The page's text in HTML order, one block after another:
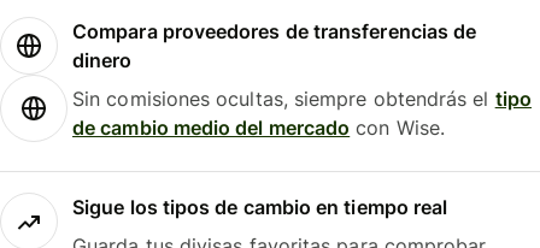
Compara proveedores de transferencias de
dinero
Sin comisiones ocultas, siempre obtendrás el tipo
de cambio medio del mercado con Wise.
Sigue los tipos de cambio en tiempo real